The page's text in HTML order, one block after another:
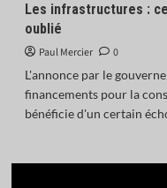
Les infrastructures :
oublié
Paul Mercier
0
L'annonce par le
financements pour la
bénéficie d'un certain